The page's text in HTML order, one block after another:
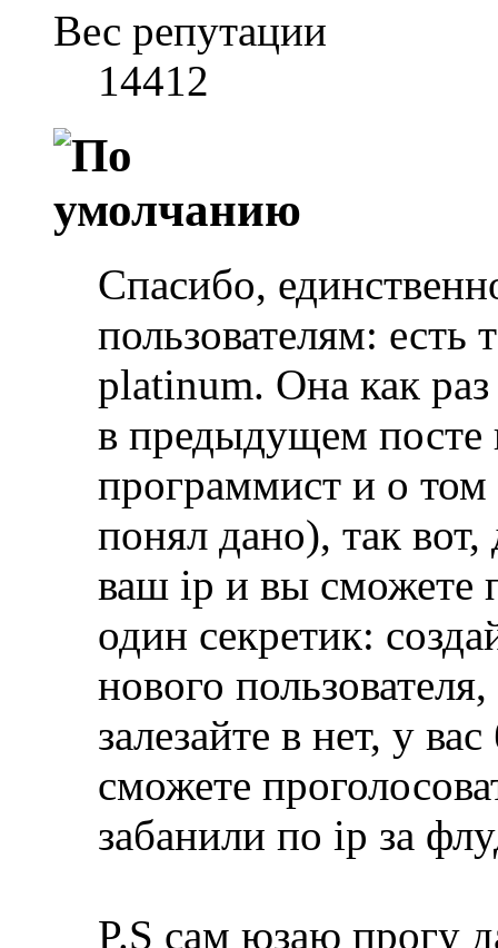
Вес репутации
14412
Спасибо,
пользователям: есть
platinum. Она как
в предыдущем посте
программист и о том
понял дано), так
ваш ip и вы сможете
один секретик:
нового
залезайте в нет, у
сможете
забанили по ip за
P.S сам юзаю прогу